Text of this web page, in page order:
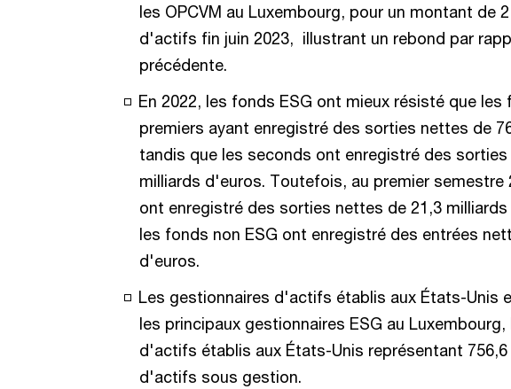
les OPCVM au Luxembourg, pour un montant de
d'actifs fin juin 2023, illustrant un rebond par
précédente.
En 2022, les fonds ESG ont mieux résisté que les
premiers ayant enregistré des sorties nettes de
tandis que les seconds ont enregistré des
milliards d'euros. Toutefois, au premier semestre
ont enregistré des sorties nettes de 21,3
les fonds non ESG ont enregistré des entrées
d'euros.
Les gestionnaires d'actifs établis aux États-Unis
les principaux gestionnaires ESG au
d'actifs établis aux États-Unis représentant
d'actifs sous gestion.